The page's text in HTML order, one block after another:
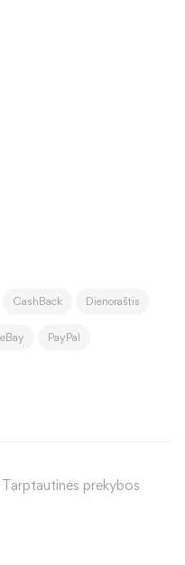
CashBack Dienoraštis
eBay PayPal
prekybos